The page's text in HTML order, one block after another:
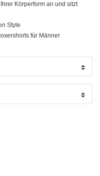
Körperform an und sitzt
Style
für Männer